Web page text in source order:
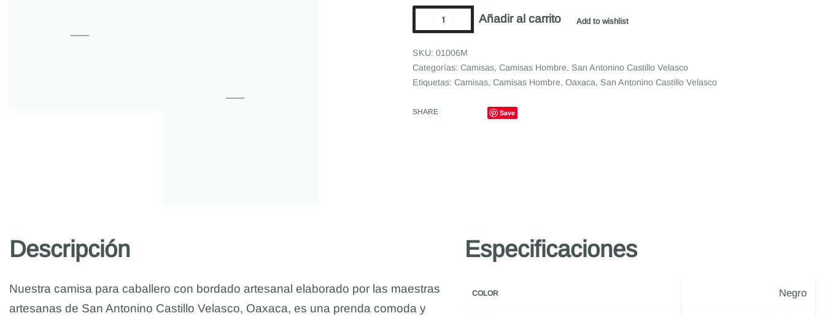
Añadir al carrito Add to wishlist
01006M
Categorías: Camisas, Camisas Hombre, San Antonino Castillo Velasco
Etiquetas: Camisas, Camisas Hombre, Oaxaca, San Antonino Castillo Velasco
SHARE Save
Descripción
Nuestra camisa para caballero con bordado artesanal elaborado por las maestras
artesanas de San Antonino Castillo Velasco, Oaxaca, es una prenda comoda y
Especificaciones
COLOR Negro